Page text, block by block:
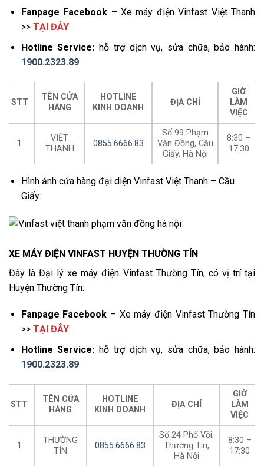
Fanpage Facebook – Xe máy điện Vinfast Việt Thanh
>> TẠI ĐÂY
Hotline Service: hỗ trợ dịch vụ, sửa chữa, bảo hành:
1900.2323.89
STT
TÊN CỬA
HÀNG
HOTLINE
KINH DOANH
ĐỊA CHỈ
GIỜ
LÀM
VIỆC
1
VIỆT
THANH
0855.6666.83
Số 99 Phạm
Văn Đồng, Cầu
Giấy, Hà Nội
8:30 –
17:30
Hình ảnh cửa hàng đại diện Vinfast Việt Thanh – Cầu
Giấy:
XE MÁY ĐIỆN VINFAST HUYỆN THƯỜNG TÍN
Đây là Đại lý xe máy điện Vinfast Thường Tín, có vị trí tại
Huyện Thường Tín:
Fanpage Facebook – Xe máy điện Vinfast Thường Tín
>> TẠI ĐÂY
Hotline Service: hỗ trợ dịch vụ, sửa chữa, bảo hành:
1900.2323.89
STT
TÊN CỬA
HÀNG
HOTLINE
KINH DOANH
ĐỊA CHỈ
GIỜ
LÀM
VIỆC
1
THƯỜNG
TÍN
0855.6666.83
Số 24 Phố Vồi,
Thường Tín,
Hà Nội
8:30 –
17:30